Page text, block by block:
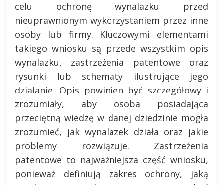
celu ochronę wynalazku przed
nieuprawnionym wykorzystaniem przez inne
osoby lub firmy. Kluczowymi elementami
takiego wniosku są przede wszystkim opis
wynalazku, zastrzeżenia patentowe oraz
rysunki lub schematy ilustrujące jego
działanie. Opis powinien być szczegółowy i
zrozumiały, aby osoba posiadająca
przeciętną wiedzę w danej dziedzinie mogła
zrozumieć, jak wynalazek działa oraz jakie
problemy rozwiązuje. Zastrzeżenia
patentowe to najważniejsza część wniosku,
ponieważ definiują zakres ochrony, jaką